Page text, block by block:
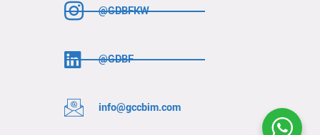
@GDBFKW
@GDBF
info@gccbim.com